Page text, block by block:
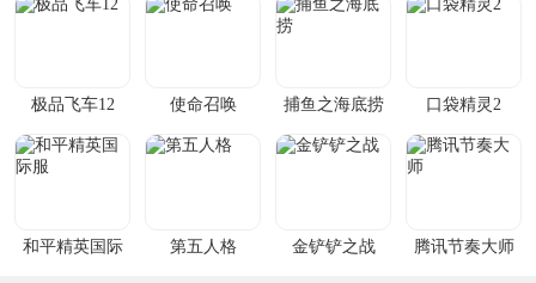
极品飞车12 使命召唤 捕鱼之海底捞 口袋精灵2
和平精英国际
第五人格 金铲铲之战 腾讯节奏大师